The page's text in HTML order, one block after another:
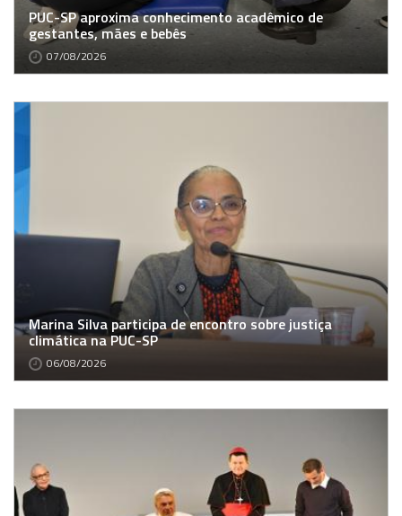
PUC-SP aproxima conhecimento acadêmico de
gestantes, mães e bebês
07/08/2026
Marina Silva participa de encontro sobre justiça
climática na PUC-SP
06/08/2026